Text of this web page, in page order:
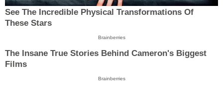
See The Incredible Physical Transformations Of
These Stars
Brainberries
The Insane True Stories Behind Cameron's Biggest
Films
Brainberries